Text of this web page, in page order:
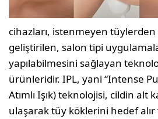
cihazları, istenmeyen
geliştirilen, salon tipi
yapılabilmesini sağlayan
ürünleridir. IPL, yani “Intense
Atımlı Işık) teknolojisi, cildin alt
ulaşarak tüy köklerini hedef